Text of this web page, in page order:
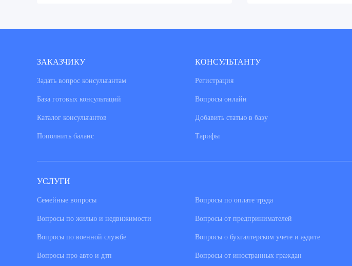
ЗАКАЗЧИКУ
Задать вопрос консультантам
База готовых консультаций
Каталог консультантов
Пополнить баланс
КОНСУЛЬТАНТУ
Регистрация
Вопросы онлайн
Добавить статью в базу
Тарифы
УСЛУГИ
Семейные вопросы
Вопросы по жилью и недвижимости
Вопросы по военной службе
Вопросы про авто и дтп
Вопросы по оплате труда
Вопросы от предпринимателей
Вопросы о бухгалтерском учете и аудите
Вопросы от иностранных граждан